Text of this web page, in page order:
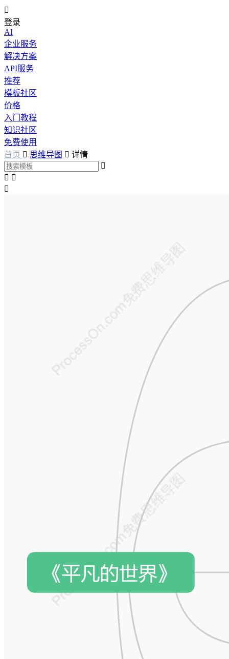

登录
AI
企业服务
解决方案
API服务
推荐
模板社区
价格
入门教程
知识社区
免费使用
首页  思维导图  详情

 
